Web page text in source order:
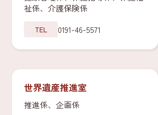
祉係、介護保険係
TEL 0191-46-5571
世界遺産推進室
推進係、企画係